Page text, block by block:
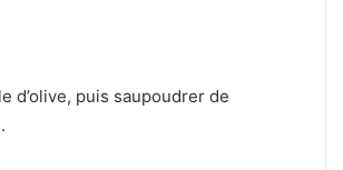
d’olive, puis saupoudrer de